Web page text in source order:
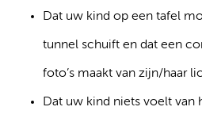
Dat uw kind op een tafel
tunnel schuift en dat een
foto’s maakt van zijn/haar
Dat uw kind niets voelt van